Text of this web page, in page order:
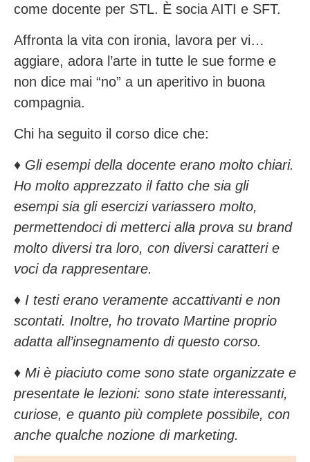
come docente per STL. È socia AITI e SFT.
Affronta la vita con ironia, lavora per vi…
aggiare, adora l’arte in tutte le sue forme e
non dice mai “no” a un aperitivo in buona
compagnia.
Chi ha seguito il corso dice che:
♦️ Gli esempi della docente erano molto chiari.
Ho molto apprezzato il fatto che sia gli
esempi sia gli esercizi variassero molto,
permettendoci di metterci alla prova su brand
molto diversi tra loro, con diversi caratteri e
voci da rappresentare.
♦️ I testi erano veramente accattivanti e non
scontati. Inoltre, ho trovato Martine proprio
adatta all’insegnamento di questo corso.
♦️ Mi è piaciuto come sono state organizzate e
presentate le lezioni: sono state interessanti,
curiose, e quanto più complete possibile, con
anche qualche nozione di marketing.